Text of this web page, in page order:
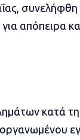
συνελήφθη
απόπειρα
κατά